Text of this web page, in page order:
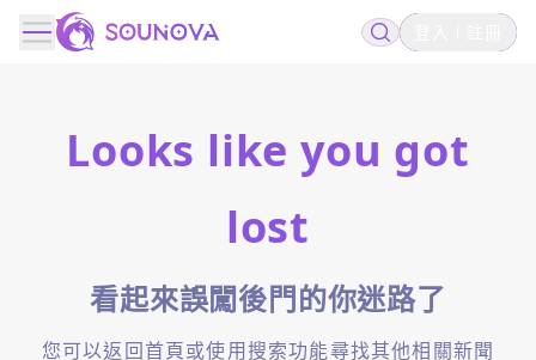
Looks like you got
lost
看起來誤闖後門的你迷路了
您可以返回首頁或使用搜索功能尋找其他相關新聞